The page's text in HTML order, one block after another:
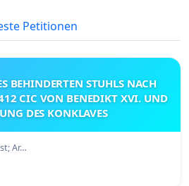
Petitionen
BEHINDERTEN STUHLS NACH
CIC VON BENEDIKT XVI. UND
DES KONKLAVES
Ar…